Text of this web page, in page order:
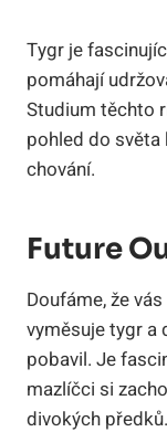
Tygr je
pomáhají
Studium těchto
pohled do
chování.
Future
Doufáme, že
vyměsuje tygr a
pobavil. Je
mazlíčci si
divokých